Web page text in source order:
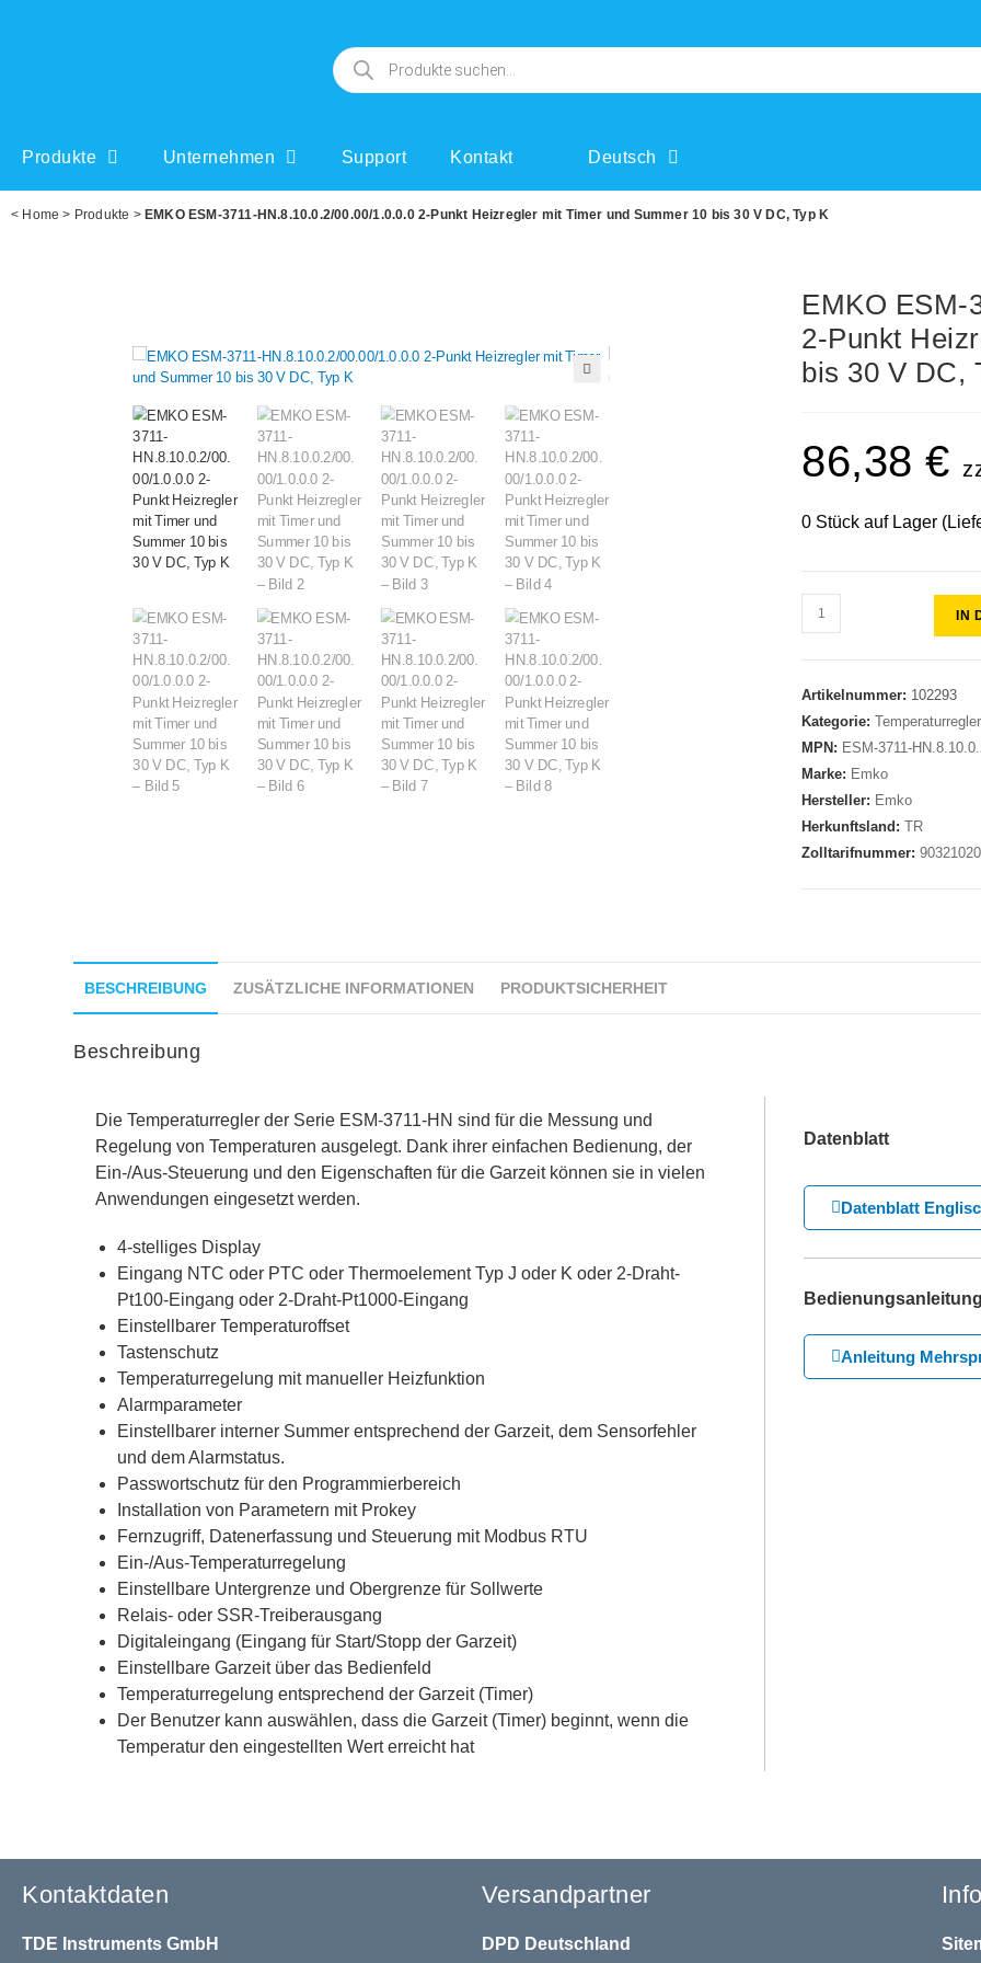
Produkte Unternehmen Support Kontakt Deutsch
< Home > Produkte > EMKO ESM-3711-HN.8.10.0.2/00.00/1.0.0.0 2-Punkt Heizregler mit Timer und Summer 10 bis 30 V DC, Typ K
EMKO ESM-
2-Punkt
bis 30 V DC,
86,38€
0 Stück auf Lager
IN
Artikelnummer: 102293
Kategorie:Temperaturregler
MPN: ESM-3711-
Marke: Emko
Hersteller: Emko
Herkunftsland:TR
Zolltarifnummer:90321020
BESCHREIBUNG ZUSÄTZLICHE INFORMATIONEN PRODUKTSICHERHEIT
Beschreibung
Die Temperaturregler der Serie ESM-3711-HN sind für die Messung und
Regelung von Temperaturen ausgelegt. Dank ihrer einfachen Bedienung, der
Ein-/Aus-Steuerung und den Eigenschaften für die Garzeit können sie in vielen
Anwendungen eingesetzt werden.
4-stelliges Display
Eingang NTC oder PTC oder Thermoelement Typ J oder K oder 2-Draht-
Pt100-Eingang oder 2-Draht-Pt1000-Eingang
Einstellbarer Temperaturoffset
Tastenschutz
Temperaturregelung mit manueller Heizfunktion
Alarmparameter
Einstellbarer interner Summer entsprechend der Garzeit, dem Sensorfehler
und dem Alarmstatus.
Passwortschutz für den Programmierbereich
Installation von Parametern mit Prokey
Fernzugriff, Datenerfassung und Steuerung mit Modbus RTU
Ein-/Aus-Temperaturregelung
Einstellbare Untergrenze und Obergrenze für Sollwerte
Relais- oder SSR-Treiberausgang
Digitaleingang (Eingang für Start/Stopp der Garzeit)
Einstellbare Garzeit über das Bedienfeld
Temperaturregelung entsprechend der Garzeit (Timer)
Der Benutzer kann auswählen, dass die Garzeit (Timer) beginnt, wenn die
Temperatur den eingestellten Wert erreicht hat
Datenblatt
Datenblatt
Bedienungsanleitung
Anleitung
Kontaktdaten
TDE Instruments GmbH
Versandpartner
DPD Deutschland